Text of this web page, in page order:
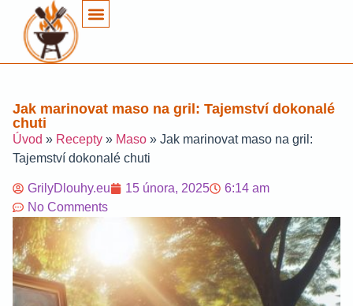
Jak marinovat maso na gril: Tajemství dokonalé
chuti
Úvod » Recepty » Maso » Jak marinovat maso na gril:
Tajemství dokonalé chuti
GrilyDlouhy.eu 15 února, 2025
6:14 am
No Comments